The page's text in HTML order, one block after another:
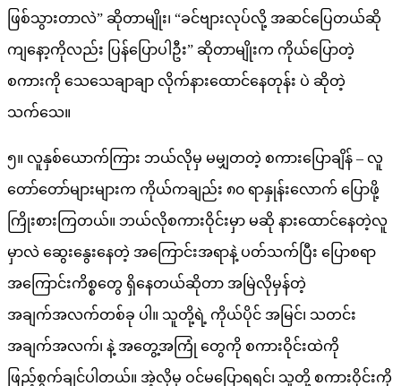
ဖြစ်သွားတာလဲ” ဆိုတာမျိုး၊ “ခင်ဗျားလုပ်လို့ အဆင်ပြေတယ်ဆို
ကျနော့ကိုလည်း ပြန်ပြောပါဦး” ဆိုတာမျိုးက ကိုယ်ပြောတဲ့
စကားကို သေသေချာချာ လိုက်နားထောင်နေတုန်း ပဲ ဆိုတဲ့
သက်သေ။
၅။ လူနှစ်ယောက်ကြား ဘယ်လိုမှ မမျှတတဲ့ စကားပြောချိန် – လူ
တော်တော်များများက ကိုယ်ကချည်း ၈၀ ရာနှုန်းလောက် ပြောဖို့
ကြိုးစားကြတယ်။ ဘယ်လိုစကားဝိုင်းမှာ မဆို နားထောင်နေတဲ့လူ
မှာလဲ ဆွေးနွေးနေတဲ့ အကြောင်းအရာနဲ့ ပတ်သက်ပြီး ပြောစရာ
အကြောင်းကိစ္စတွေ ရှိနေတယ်ဆိုတာ အမြဲလိုမှန်တဲ့
အချက်အလက်တစ်ခု ပါ။ သူတို့ရဲ့ ကိုယ်ပိုင် အမြင်၊ သတင်း
အချက်အလက်၊ နဲ့ အတွေ့အကြုံ တွေကို စကားဝိုင်းထဲကို
ဖြည့်စွက်ချင်ပါတယ်။ အဲ့လိုမှ ဝင်မပြောရရင်၊ သူတို့ စကားဝိုင်းကို